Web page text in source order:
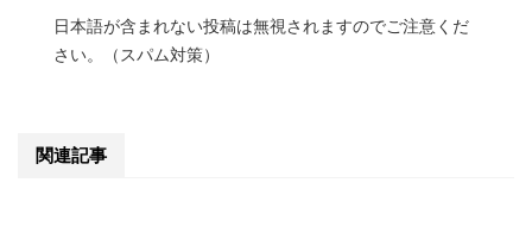
日本語が含まれない投稿は無視されますのでご注意くだ
さい。（スパム対策）
関連記事